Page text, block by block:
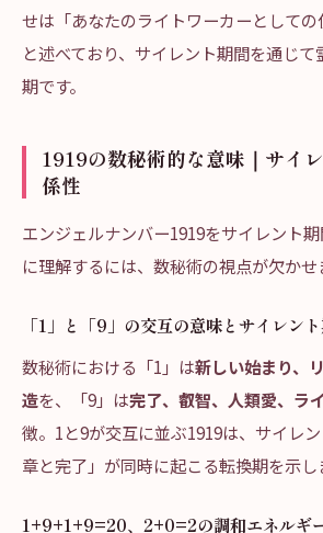
せは「あなたのライトワーカーとしての
と述べており、サイレント期間を通じ
期です。
1919の数秘術的な意味｜サイ
係性
エンジェルナンバー1919をサイレント
に理解するには、数秘術の視点が欠かせ
「1」と「9」の交互の意味とサイレン
数秘術における「1」は新しい始まり、
造を、「9」は完了、叡智、人類愛、ラ
徴。1と9が交互に並ぶ1919は、サイレ
章と完了」が同時に起こる転換期を示し
1+9+1+9=20、2+0=2の調和エネルギ